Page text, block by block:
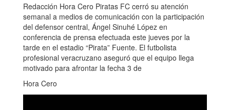
Redacción Hora Cero Piratas FC cerró su atención
semanal a medios de comunicación con la participación
del defensor central, Ángel Sinuhé López en
conferencia de prensa efectuada este jueves por la
tarde en el estadio “Pirata” Fuente. El futbolista
profesional veracruzano aseguró que el equipo llega
motivado para afrontar la fecha 3 de
Hora Cero